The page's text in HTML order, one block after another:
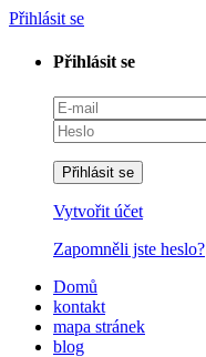
Přihlásit se
Přihlásit se
Přihlásit se
Vytvořit účet
Zapomněli jste heslo?
Domů
kontakt
mapa stránek
blog